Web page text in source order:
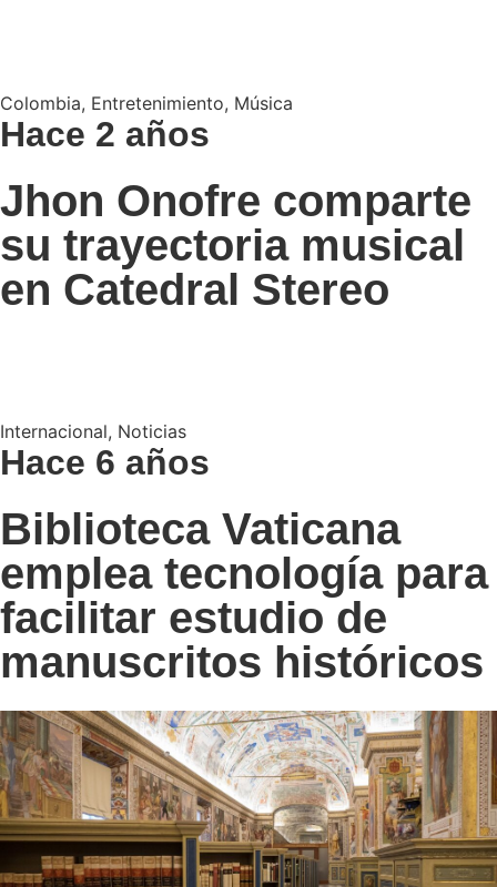
Colombia, Entretenimiento, Música
Hace 2 años
Jhon Onofre comparte
su trayectoria musical
en Catedral Stereo
Internacional, Noticias
Hace 6 años
Biblioteca Vaticana
emplea tecnología para
facilitar estudio de
manuscritos históricos